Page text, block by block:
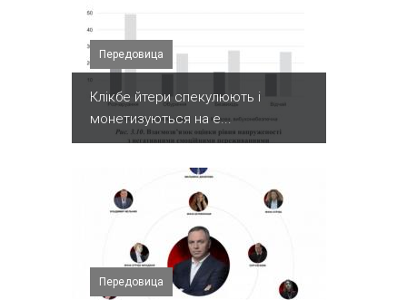
Передовица
Клікбе йтери спекулюють і
монетизуються на е...
Передовица